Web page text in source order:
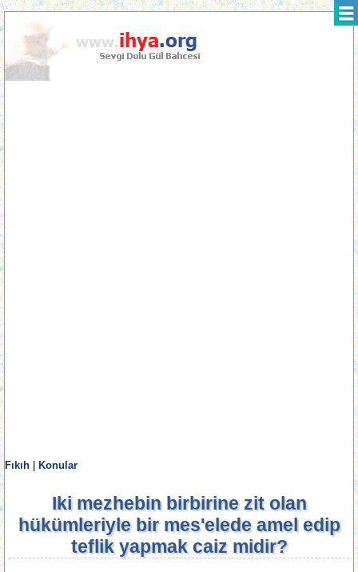
Fıkıh Konular
Iki mezhebin birbirine zit olan
hükümleriyle bir mes'elede amel edip
teflik yapmak caiz midir?